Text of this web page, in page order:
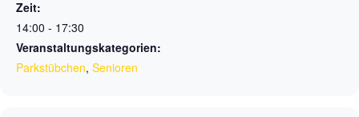
Zeit:
14:00 - 17:30
Veranstaltungskategorien:
Parkstübchen, Senioren